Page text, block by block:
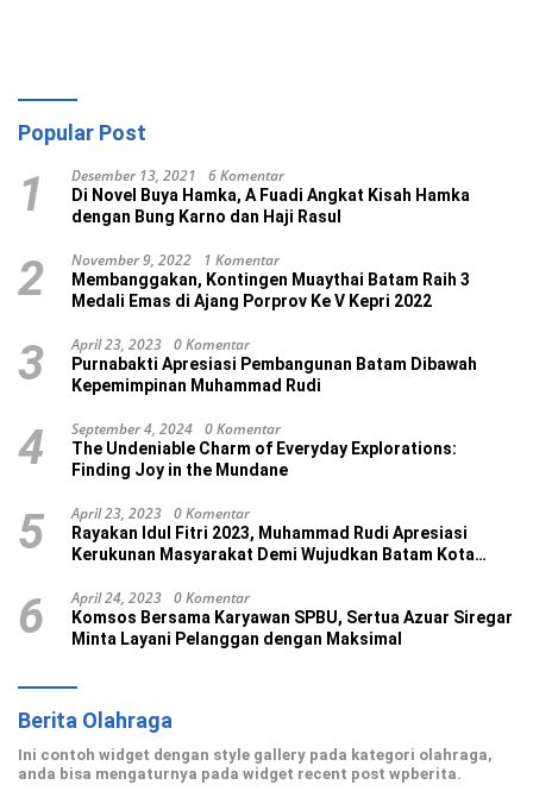
Popular Post
1 Desember 13, 2021 6 Komentar
Di Novel Buya Hamka, A Fuadi Angkat Kisah Hamka
dengan Bung Karno dan Haji Rasul
2 November 9, 2022 1 Komentar
Membanggakan, Kontingen Muaythai Batam Raih 3
Medali Emas di Ajang Porprov Ke V Kepri 2022
3 April 23, 2023 0 Komentar
Purnabakti Apresiasi Pembangunan Batam Dibawah
Kepemimpinan Muhammad Rudi
4 September 4, 2024 0 Komentar
The Undeniable Charm of Everyday Explorations:
Finding Joy in the Mundane
5 April 23, 2023 0 Komentar
Rayakan Idul Fitri 2023, Muhammad Rudi Apresiasi
Kerukunan Masyarakat Demi Wujudkan Batam Kota
6 April 24, 2023 0 Komentar
Komsos Bersama Karyawan SPBU, Sertua Azuar Siregar
Minta Layani Pelanggan dengan Maksimal
Berita Olahraga
Ini contoh widget dengan style gallery pada kategori olahraga,
anda bisa mengaturnya pada widget recent post wpberita.